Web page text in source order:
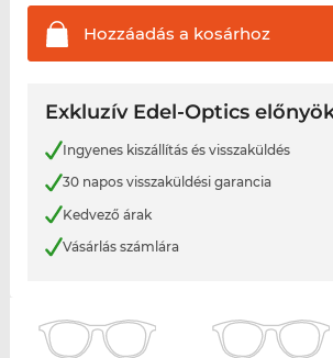
Hozzáadás a kosárhoz
Exkluzív Edel-Optics
Ingyenes kiszállítás és visszaküldés
30 napos visszaküldési garancia
Kedvező árak
Vásárlás számlára